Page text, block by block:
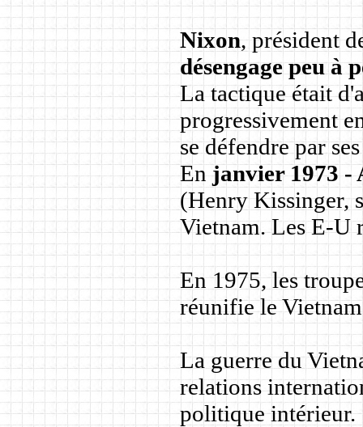
Nixon, président
désengage peu à
La tactique était
progressivement
se défendre par
Enjanvier 1973 -
(Henry Kissinger,
Vietnam. Les E-U
En 1975, les
réunifie le
La guerre du
relations
politique intérieur.